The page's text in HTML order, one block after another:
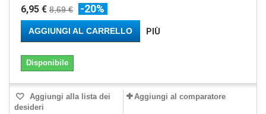
6,95 € 8,69 € -20%
AGGIUNGI AL CARRELLO PIÙ
Disponibile
Aggiungi alla lista dei
desideri
Aggiungi al comparatore